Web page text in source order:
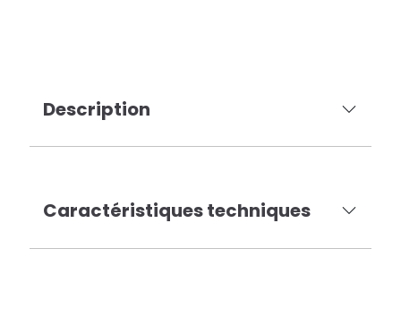
Description
Caractéristiques techniques